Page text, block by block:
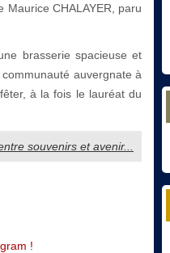
CHALAYER, paru
brasserie spacieuse et
auvergnate à
à la fois le lauréat du
souvenirs et avenir...
!